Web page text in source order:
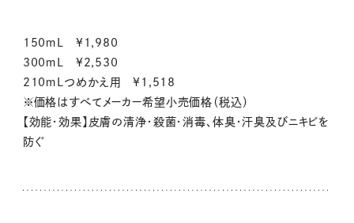
150ｍL ¥1,980
300ｍL ¥2,530
210ｍLつめかえ用 ¥1,518
※価格はすべてメーカー希望小売価格（税込）
【効能・効果】皮膚の清浄・殺菌・消毒、体臭・汗臭及びニキビを
防ぐ